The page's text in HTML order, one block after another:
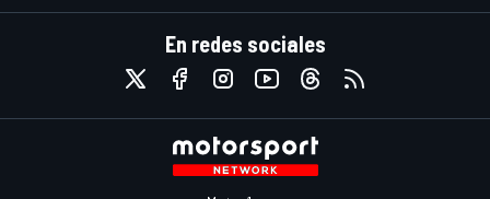
En redes sociales